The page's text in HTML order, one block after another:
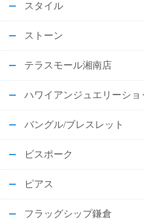
スタイル
ストーン
テラスモール湘南店
ハワイアンジュエリーショ
バングル/ブレスレット
ビスポーク
ピアス
フラッグシップ鎌倉